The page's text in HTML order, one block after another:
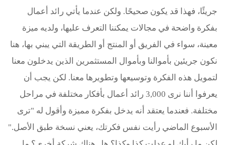
جريئًا، فهذا قد يكون صحيحًا. ولكن عندما يأتي رائد أعمال
بفكرة واضحة في مجالات يمكننا التعرف عليها، ولديه ميزة
معينة، سواء في الفريق أو المنتج أو الطريقة التي يبني بها، هنا
نكون جريئين بأموالنا وبأموال المستثمرين الذين يدخلون معنا
لتمويل هذه الفكرة وتوسيعها وتطويرها معنا. لكن يجب أن
يعرفوا أننا نرى 3,000 رائد أعمال بأفكار مختلفة في مراحل
مختلفة. فعندما يعتقد أنه يدخل بفكرة مميزة وأقول له "ترى
الأسبوع الماضي رأيت نفس فكرتك، يعني نسخة طبق الأصل."